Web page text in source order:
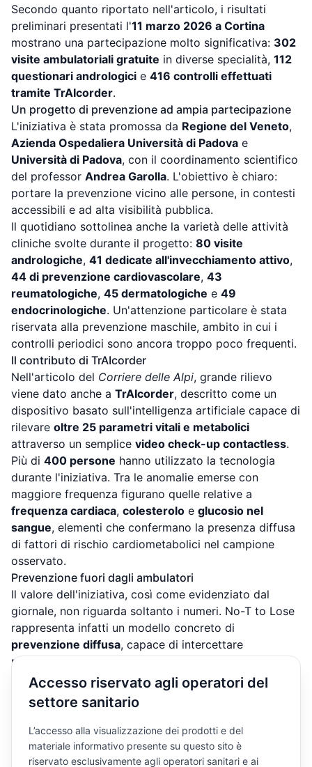
Accesso riservato agli operatori del
settore sanitario
L’accesso alla visualizzazione dei prodotti e del
materiale informativo presente su questo sito è
riservato esclusivamente agli operatori sanitari e ai
Secondo quanto riportato nell'articolo, i risultati
preliminari presentati l'11 marzo 2026 a Cortina
mostrano una partecipazione molto significativa: 302
visite ambulatoriali gratuite in diverse specialità, 112
questionari andrologici e 416 controlli effettuati
tramite TrAIcorder.
Un progetto di prevenzione ad ampia partecipazione
L'iniziativa è stata promossa da Regione del Veneto,
Azienda Ospedaliera Università di Padova e
Università di Padova, con il coordinamento scientifico
del professor Andrea Garolla. L'obiettivo è chiaro:
portare la prevenzione vicino alle persone, in contesti
accessibili e ad alta visibilità pubblica.
Il quotidiano sottolinea anche la varietà delle attività
cliniche svolte durante il progetto: 80 visite
andrologiche, 41 dedicate all'invecchiamento attivo,
44 di prevenzione cardiovascolare, 43
reumatologiche, 45 dermatologiche e 49
endocrinologiche. Un'attenzione particolare è stata
riservata alla prevenzione maschile, ambito in cui i
controlli periodici sono ancora troppo poco frequenti.
Il contributo di TrAIcorder
Nell'articolo del Corriere delle Alpi, grande rilievo
viene dato anche a TrAIcorder, descritto come un
dispositivo basato sull'intelligenza artificiale capace di
rilevare oltre 25 parametri vitali e metabolici
attraverso un semplice video check-up contactless.
Più di 400 persone hanno utilizzato la tecnologia
durante l'iniziativa. Tra le anomalie emerse con
maggiore frequenza figurano quelle relative a
frequenza cardiaca, colesterolo e glucosio nel
sangue, elementi che confermano la presenza diffusa
di fattori di rischio cardiometabolici nel campione
osservato.
Prevenzione fuori dagli ambulatori
Il valore dell'iniziativa, così come evidenziato dal
giornale, non riguarda soltanto i numeri. No-T to Lose
rappresenta infatti un modello concreto di
prevenzione diffusa, capace di intercettare
precocemente situazioni di rischio e di rafforzare la
consapevolezza pubblica sull'importanza dei controlli
periodici.
Portare strumenti come TrAIcorder fuori dagli
ambulatori tradizionali significa rendere la
prevenzione più accessibile, più rapida e più vicina alla
vita quotidiana delle persone. È anche per questo che